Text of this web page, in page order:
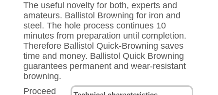
The useful novelty for both, experts and
amateurs. Ballistol Browning for iron and
steel. The hole process continues 10
minutes from preparation until completion.
Therefore Ballistol Quick-Browning saves
time and money. Ballistol Quick Browning
guarantees permanent and wear-resistant
browning.
Proceed